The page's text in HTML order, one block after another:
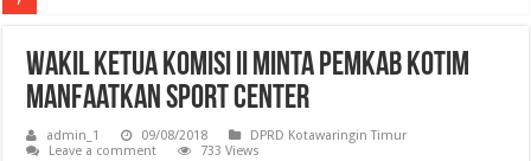
Wakil Ketua Komisi II Minta Pemkab Kotim
Manfaatkan Sport Center
admin_1 09/08/2018
DPRD Kotawaringin Timur
Leave a comment
733 Views